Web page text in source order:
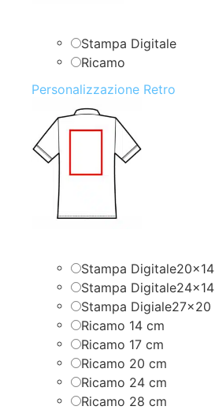
Stampa Digitale
Ricamo
Personalizzazione Retro
Stampa Digitale20x14
Stampa Digitale24x14
Stampa Digiale27x20
Ricamo 14 cm
Ricamo 17 cm
Ricamo 20 cm
Ricamo 24 cm
Ricamo 28 cm